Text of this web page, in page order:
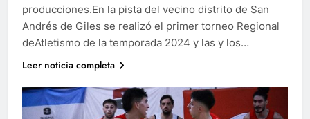
producciones.En la pista del vecino distrito de San
Andrés de Giles se realizó el primer torneo Regional
deAtletismo de la temporada 2024 y las y los…
Leer noticia completa